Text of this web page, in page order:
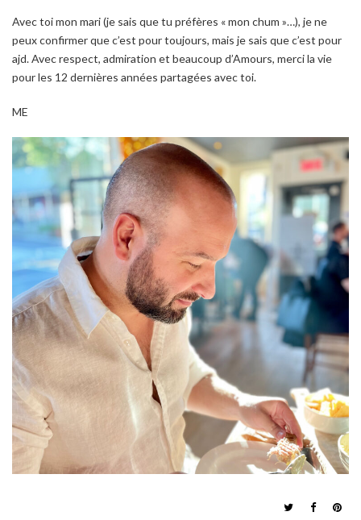
Avec toi mon mari (je sais que tu préfères « mon chum »…), je ne
peux confirmer que c’est pour toujours, mais je sais que c’est pour
ajd. Avec respect, admiration et beaucoup d’Amours, merci la vie
pour les 12 dernières années partagées avec toi.
ME